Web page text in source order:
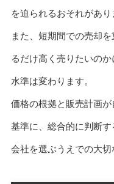
を迫られるおそれがあり
また、短期間での売却
るだけ高く売りたいの
水準は変わります。
価格の根拠と販売計画
基準に、総合的に判断
会社を選ぶうえでの大切